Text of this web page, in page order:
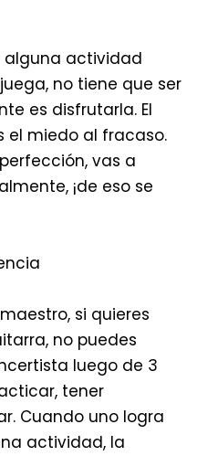
alguna actividad
no tiene que ser
es disfrutarla. El
el miedo al fracaso.
vas a
¡de eso se
si quieres
no puedes
luego de 3
tener
Cuando uno logra
actividad, la